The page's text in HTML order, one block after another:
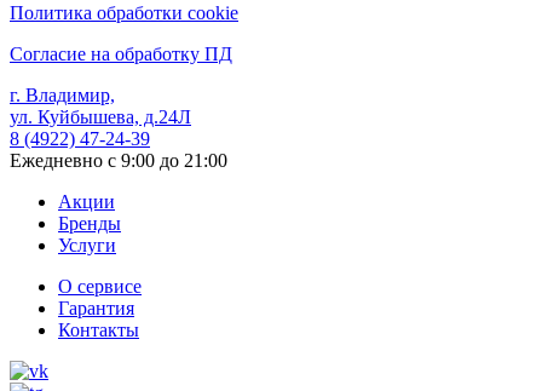
Политика обработки cookie
Согласие на обработку ПД
г. Владимир,
ул. Куйбышева, д.24Л
8 (4922) 47-24-39
Ежедневно с 9:00 до 21:00
Акции
Бренды
Услуги
О сервисе
Гарантия
Контакты